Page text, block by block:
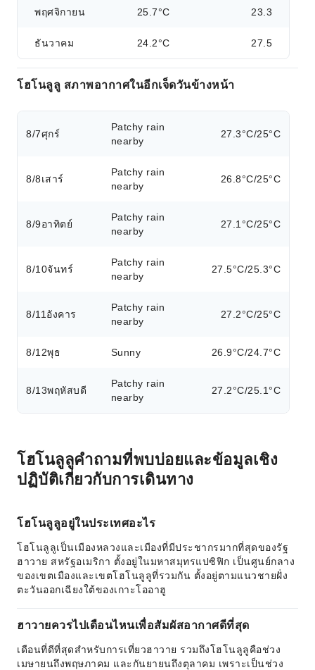
พฤศจิกายน 25.7°C 23.3
ธันวาคม 24.2°C 27.5
โฮโนลูลู สภาพอากาศในอีกเจ็ดวันข้างหน้า
8/7ศุกร์
Patchy rain
nearby
27.3°C/25°C
8/8เสาร์
Patchy rain
nearby
26.8°C/25°C
8/9อาทิตย์
Patchy rain
nearby
27.1°C/25°C
8/10จันทร์
Patchy rain
nearby
27.5°C/25.3°C
8/11 อังคาร
Patchy rain
nearby
27.2°C/25°C
8/12พุธ Sunny 26.9°C/24.7°C
8/13พฤหัสบดี
Patchy rain
nearby
27.2°C/25.1°C
โฮโนลูลูคำถามที่พบบ่อยและข้อมูลเชิง
ปฏิบัติเกี่ยวกับการเดินทาง
โฮโนลูลูอยู่ในประเทศอะไร
โฮโนลูลูเป็นเมืองหลวงและเมืองที่มีประชากรมากที่สุดของรัฐ
ฮาวาย สหรัฐอเมริกา ตั้งอยู่ในมหาสมุทรแปซิฟิก เป็นศูนย์กลาง
ของเขตเมืองและเขตโฮโนลูลูที่รวมกัน ตั้งอยู่ตามแนวชายฝั่ง
ตะวันออกเฉียงใต้ของเกาะโออาฮู
ฮาวายควรไปเดือนไหนเพื่อสัมผัสอากาศดีที่สุด
เดือนที่ดีที่สุดสำหรับการเที่ยวฮาวาย รวมถึงโฮโนลูลูคือช่วง
เมษายนถึงพฤษภาคม และกันยายนถึงตุลาคม เพราะเป็นช่วง